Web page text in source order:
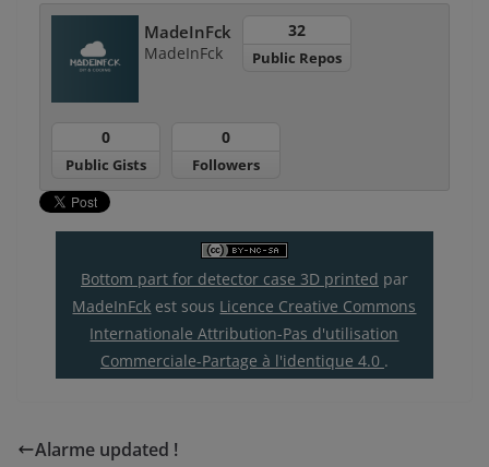
MadeInFck
MadeInFck
32
Public Repos
0
Public Gists
0
Followers
Bottom part for detector case 3D printed par
MadeInFck est sous Licence Creative Commons
Internationale Attribution-Pas d'utilisation
Commerciale-Partage à l'identique 4.0 .
Alarme updated !